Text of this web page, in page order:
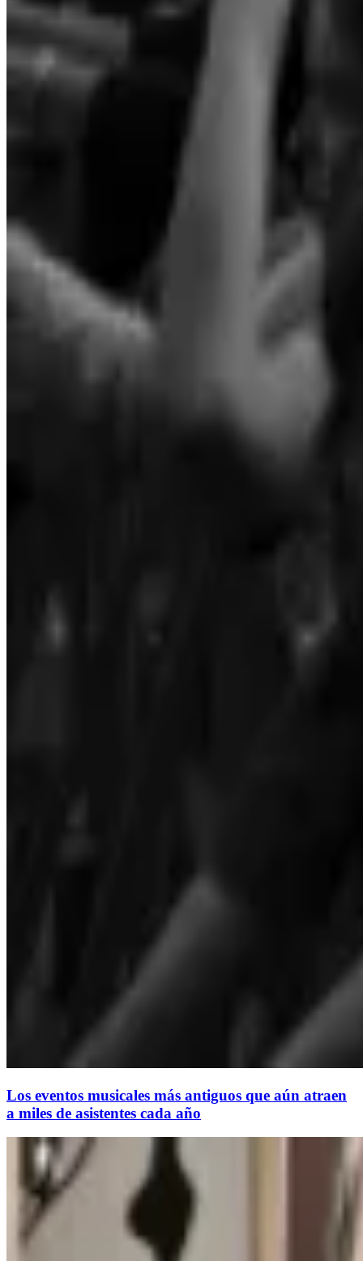
Los eventos musicales más antiguos que aún atraen
a miles de asistentes cada año